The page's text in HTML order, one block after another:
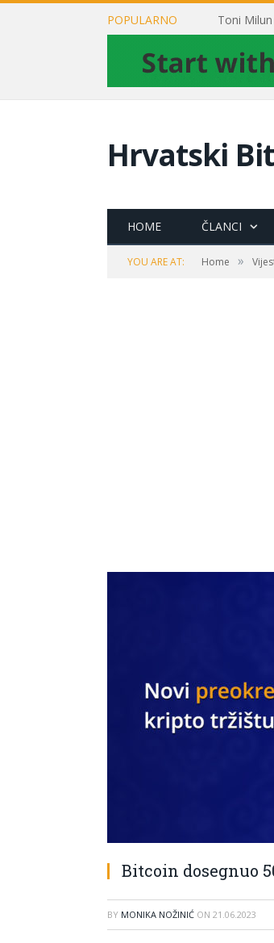
POPULARNO
Hrvatski
HOME ČLANCI
YOU ARE AT: Home »
Bitcoin dosegnuo
BY MONIKA NOŽINIĆ ON 21.06.2023